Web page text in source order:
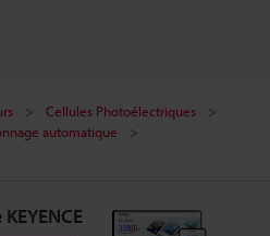
Cellules Photoélectriques
automatique